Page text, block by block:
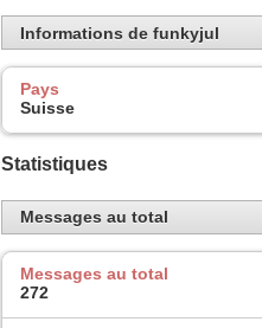
Informations de funkyjul
Pays
Suisse
Statistiques
Messages au total
Messages au total
272